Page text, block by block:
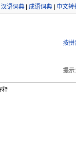
汉语词典 成语词典 中文转
按拼
提示
释